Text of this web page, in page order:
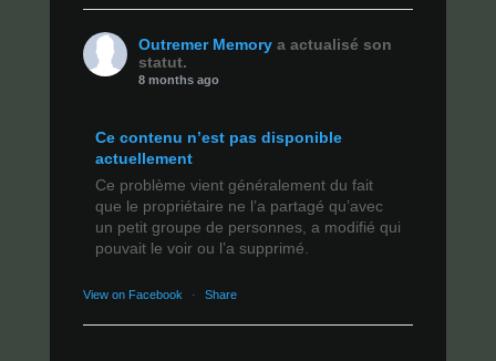
Outremer Memory a actualisé son
statut.
8 months ago
Ce contenu n’est pas disponible
actuellement
Ce problème vient généralement du fait
que le propriétaire ne l’a partagé qu’avec
un petit groupe de personnes, a modifié qui
pouvait le voir ou l’a supprimé.
View on Facebook · Share